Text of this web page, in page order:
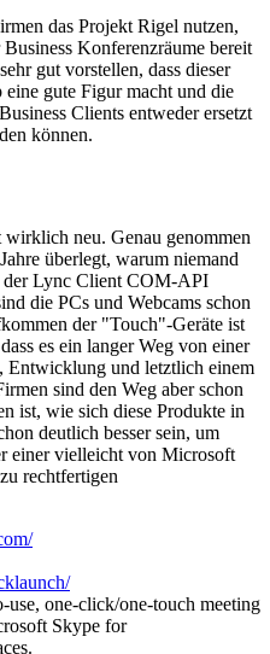
das Projekt Rigel nutzen,
Konferenzräume bereit
gut vorstellen, dass dieser
gute Figur macht und die
Clients entweder ersetzt
können.
neu. Genau genommen
überlegt, warum niemand
Lync Client COM-API
die PCs und Webcams schon
der "Touch"-Geräte ist
es ein langer Weg von einer
Entwicklung und letztlich einem
sind den Weg aber schon
ist, wie sich diese Produkte in
deutlich besser sein, um
einer vielleicht von Microsoft
rechtfertigen
one-click/one-touch meeting
Skype for